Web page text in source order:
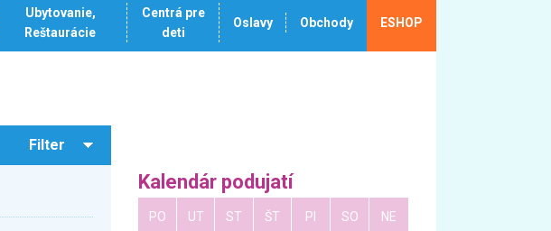
Ubytovanie,
Reštaurácie
Centrá pre
deti
Oslavy Obchody ESHOP
Filter
Kalendár podujatí
PO UT ST ŠT PI SO NE